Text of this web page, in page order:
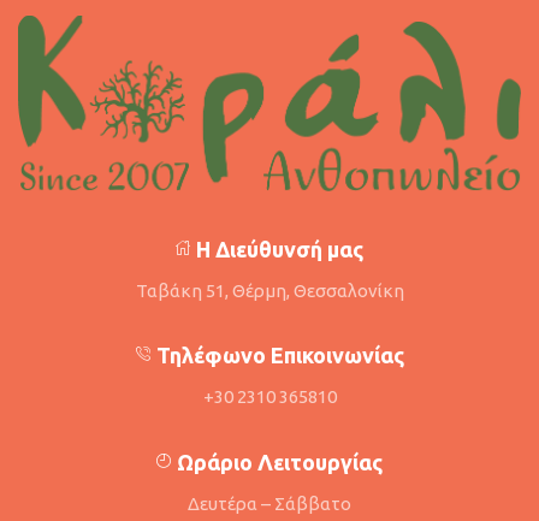
Η Διεύθυνσή μας
Ταβάκη 51, Θέρμη, Θεσσαλονίκη
Τηλέφωνο Επικοινωνίας
+30 2310 365810
Ωράριο Λειτουργίας
Δευτέρα – Σάββατο